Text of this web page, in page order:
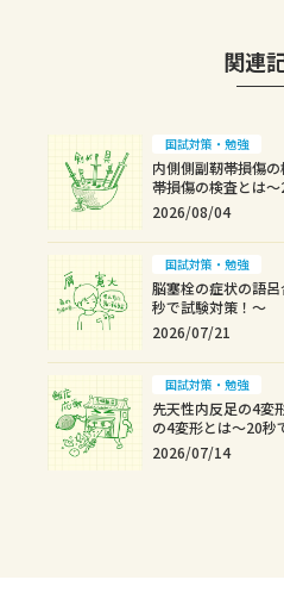
関連
国試対策・勉強
内側側副靭帯損傷
帯損傷の検査とは
2026/08/04
国試対策・勉強
脳塞栓の症状の語
秒で試験対策！～
2026/07/21
国試対策・勉強
先天性内反足の4変
の4変形とは～20秒
2026/07/14